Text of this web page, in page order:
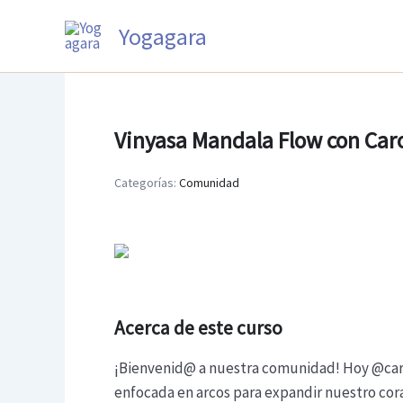
Yogagara
Vinyasa Mandala Flow con
Categorías:Comunidad
Acerca de este curso
¡Bienvenid@ a nuestra comunidad! Hoy
enfocada en arcos para expandir nuestro